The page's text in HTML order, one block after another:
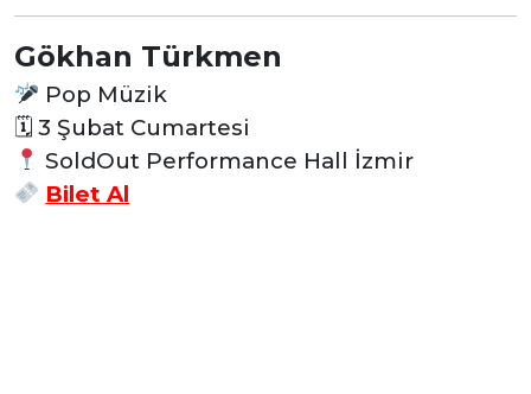
Gökhan Türkmen
Pop Müzik
🗓 3 Şubat Cumartesi
SoldOut Performance Hall İzmir
Bilet Al